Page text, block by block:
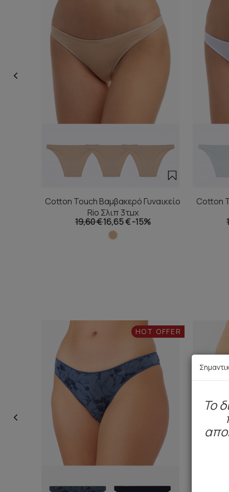
Cotton Touch Βαμβακερό Γυναικείο
Rio Σλιπ 3τμχ
19,60 €16,65 €-15%
Cotton
HOT OFFER
To